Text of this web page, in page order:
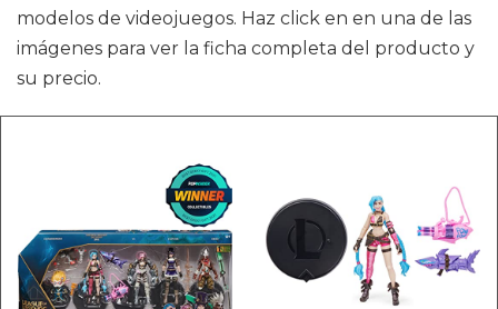
modelos de videojuegos. Haz click en en una de las
imágenes para ver la ficha completa del producto y
su precio.